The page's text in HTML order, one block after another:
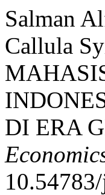
Salman
Callula
DI ERA